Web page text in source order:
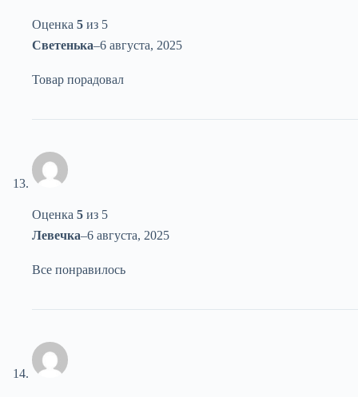
Оценка 5 из 5
Светенька–6 августа, 2025
Товар порадовал
Оценка 5 из 5
Левечка–6 августа, 2025
Все понравилось